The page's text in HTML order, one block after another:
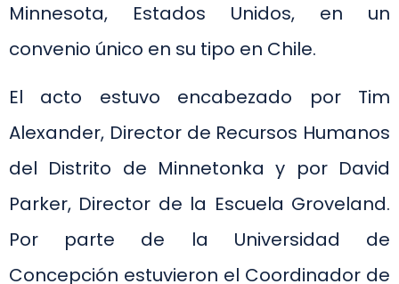
Minnesota, Estados Unidos, en un
convenio único en su tipo en Chile.
El acto estuvo encabezado por Tim
Alexander, Director de Recursos Humanos
del Distrito de Minnetonka y por David
Parker, Director de la Escuela Groveland.
Por parte de la Universidad de
Concepción estuvieron el Coordinador de